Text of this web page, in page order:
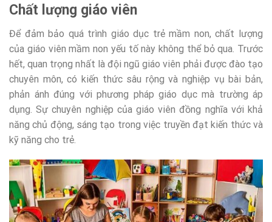
Chất lượng giáo viên
Để đảm bảo quá trình giáo dục trẻ mầm non, chất lượng
của giáo viên mầm non yếu tố này không thể bỏ qua. Trước
hết, quan trọng nhất là đội ngũ giáo viên phải được đào tạo
chuyên môn, có kiến thức sâu rộng và nghiệp vụ bài bản,
phản ánh đúng với phương pháp giáo dục mà trường áp
dụng. Sự chuyên nghiệp của giáo viên đồng nghĩa với khả
năng chủ động, sáng tạo trong việc truyền đạt kiến thức và
kỹ năng cho trẻ.